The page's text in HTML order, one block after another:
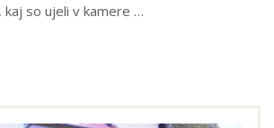
so ujeli v kamere …